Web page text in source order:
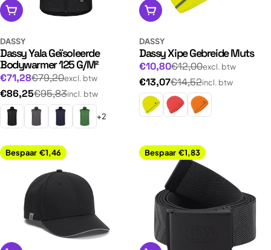
Opties kiezen
DASSY
Dassy Yala Geïsoleerde
Bodywarmer 125 G/M²
Aanbiedingsprijs
€71,28
Normale
prijs
€79,20excl. btw
€86,25
Normale
prijs
€95,83incl. btw
+2
Opties kiezen
DASSY
Dassy Xipe Gebreide Muts
Aanbiedingsprijs
€10,80
Normale
prijs
€12,00excl. btw
€13,07
Normale
prijs
€14,52incl. btw
Bespaar €1,46 Bespaar €1,83